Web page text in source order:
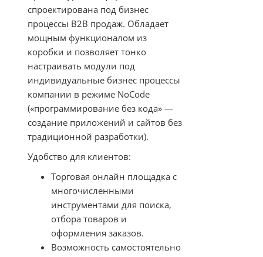
спроектирована под бизнес
процессы B2B продаж. Обладает
мощным функционалом из
коробки и позволяет тонко
настраивать модули под
индивидуальные бизнес процессы
компании в режиме NoCode
(«программирование без кода» —
создание приложений и сайтов без
традиционной разработки).
Удобство для клиентов:
Торговая онлайн площадка с
многочисленными
инструментами для поиска,
отбора товаров и
оформления заказов.
Возможность самостоятельно